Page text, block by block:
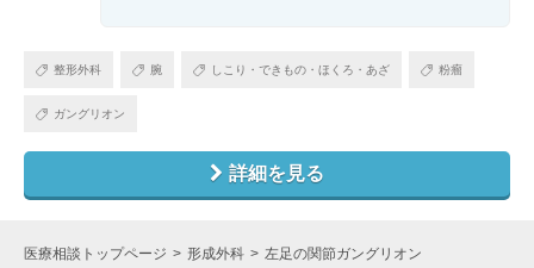
整形外科 腕 しこり・できもの・ほくろ・あざ 粉瘤
ガングリオン
詳細を見る
医療相談トップページ 形成外科 左足の関節ガングリオン